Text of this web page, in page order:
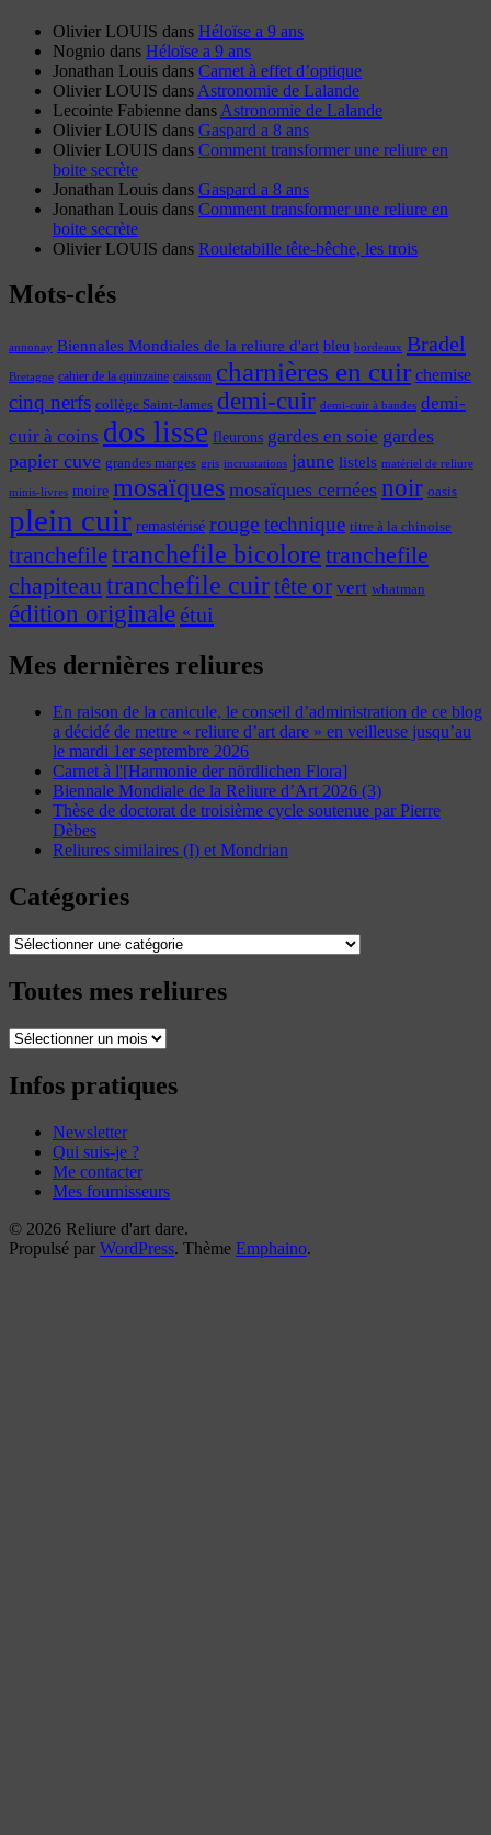
Olivier LOUIS dans Héloïse a 9 ans
Nognio dans Héloïse a 9 ans
Jonathan Louis dans Carnet à effet d’optique
Olivier LOUIS dans Astronomie de Lalande
Lecointe Fabienne dans Astronomie de Lalande
Olivier LOUIS dans Gaspard a 8 ans
Olivier LOUIS dans Comment transformer une reliure en
boite secrète
Jonathan Louis dans Gaspard a 8 ans
Jonathan Louis dans Comment transformer une reliure en
boite secrète
Olivier LOUIS dans Rouletabille tête-bêche, les trois
Mots-clés
annonay Biennales Mondiales de la reliure d'art bleu bordeaux Bradel
Bretagne cahier de la quinzaine caisson charnières en cuir chemise
cinq nerfs collège Saint-James demi-cuir demi-cuir à bandes demi-
cuir à coins dos lisse fleurons gardes en soie gardes
papier cuve grandes marges gris incrustations jaune listels matériel de reliure
minis-livres moire mosaïques mosaïques cernées noir oasis
plein cuir remastérisé rougetechnique titre à la chinoise
tranchefiletranchefile bicolore tranchefile
chapiteautranchefile cuirtête or vert whatman
édition originaleétui
Mes dernières reliures
En raison de la canicule, le conseil d’administration de ce blog
a décidé de mettre « reliure d’art dare » en veilleuse jusqu’au
le mardi 1er septembre 2026
Carnet à l'[Harmonie der nördlichen Flora]
Biennale Mondiale de la Reliure d’Art 2026 (3)
Thèse de doctorat de troisième cycle soutenue par Pierre
Dèbes
Reliures similaires (I) et Mondrian
Catégories
Catégories
Toutes mes reliures
Toutes
reliures
Infos pratiques
Newsletter
Qui suis-je ?
Me contacter
Mes fournisseurs
© 2026 Reliure d'art dare.
Propulsé par WordPress. Thème Emphaino.